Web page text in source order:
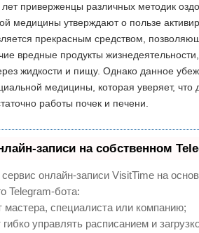
приверженцы различных методик
медицины утверждают о пользе
прекрасным средством,
вредные продукты
жидкости и пищу. Однако данное
медицины, которая уверяет, что
работы почек и печени.
записи на собственном
онлайн-записи VisitTime на
Telegram-бота:
мастера, специалиста или компанию;
управлять расписанием и